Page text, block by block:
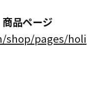
品ページ
shop/pages/holi